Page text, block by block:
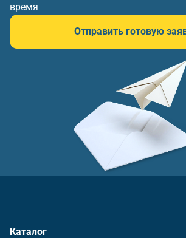
время
Отправить готовую
Каталог